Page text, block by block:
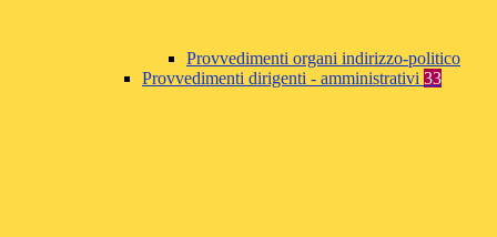
Provvedimenti organi indirizzo-politico
Provvedimenti dirigenti - amministrativi 33